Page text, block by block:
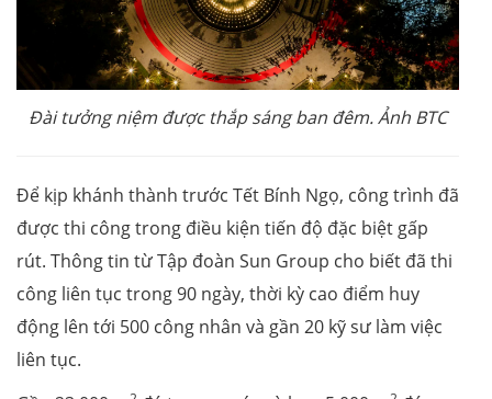
Đài tưởng niệm được thắp sáng ban đêm. Ảnh BTC
Để kịp khánh thành trước Tết Bính Ngọ, công trình đã
được thi công trong điều kiện tiến độ đặc biệt gấp
rút. Thông tin từ Tập đoàn Sun Group cho biết đã thi
công liên tục trong 90 ngày, thời kỳ cao điểm huy
động lên tới 500 công nhân và gần 20 kỹ sư làm việc
liên tục.